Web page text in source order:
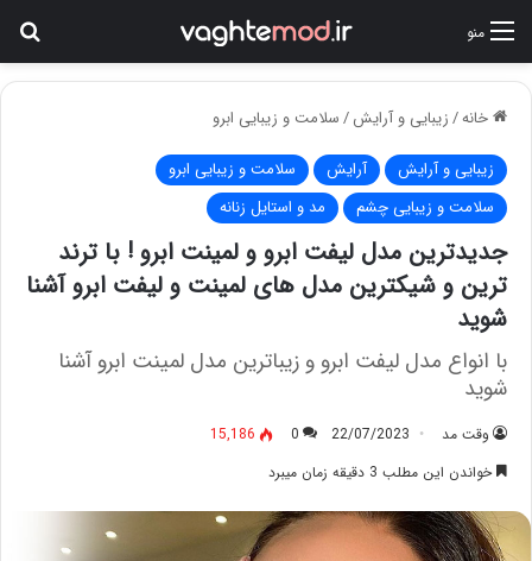
منو
خانه/زیبایی و آرایش/سلامت و زیبایی ابرو
زیبایی و آرایش آرایش
سلامت و زیبایی ابرو
سلامت و زیبایی چشم
مد و استایل زنانه
جدیدترین مدل لیفت ابرو و لمینت ابرو ! با ترند
ترین و شیکترین مدل های لمینت و لیفت ابرو آشنا
شوید
با انواع مدل لیفت ابرو و زیباترین مدل لمینت ابرو آشنا
شوید
وقت مد 22/07/2023
0
15,186
خواندن این مطلب 3 دقیقه زمان میبرد